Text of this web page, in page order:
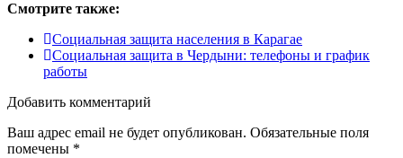
Смотрите также:
Социальная защита населения в Карагае
Социальная защита в Чердыни: телефоны и график
работы
Добавить комментарий
Ваш адрес email не будет опубликован. Обязательные поля
помечены *